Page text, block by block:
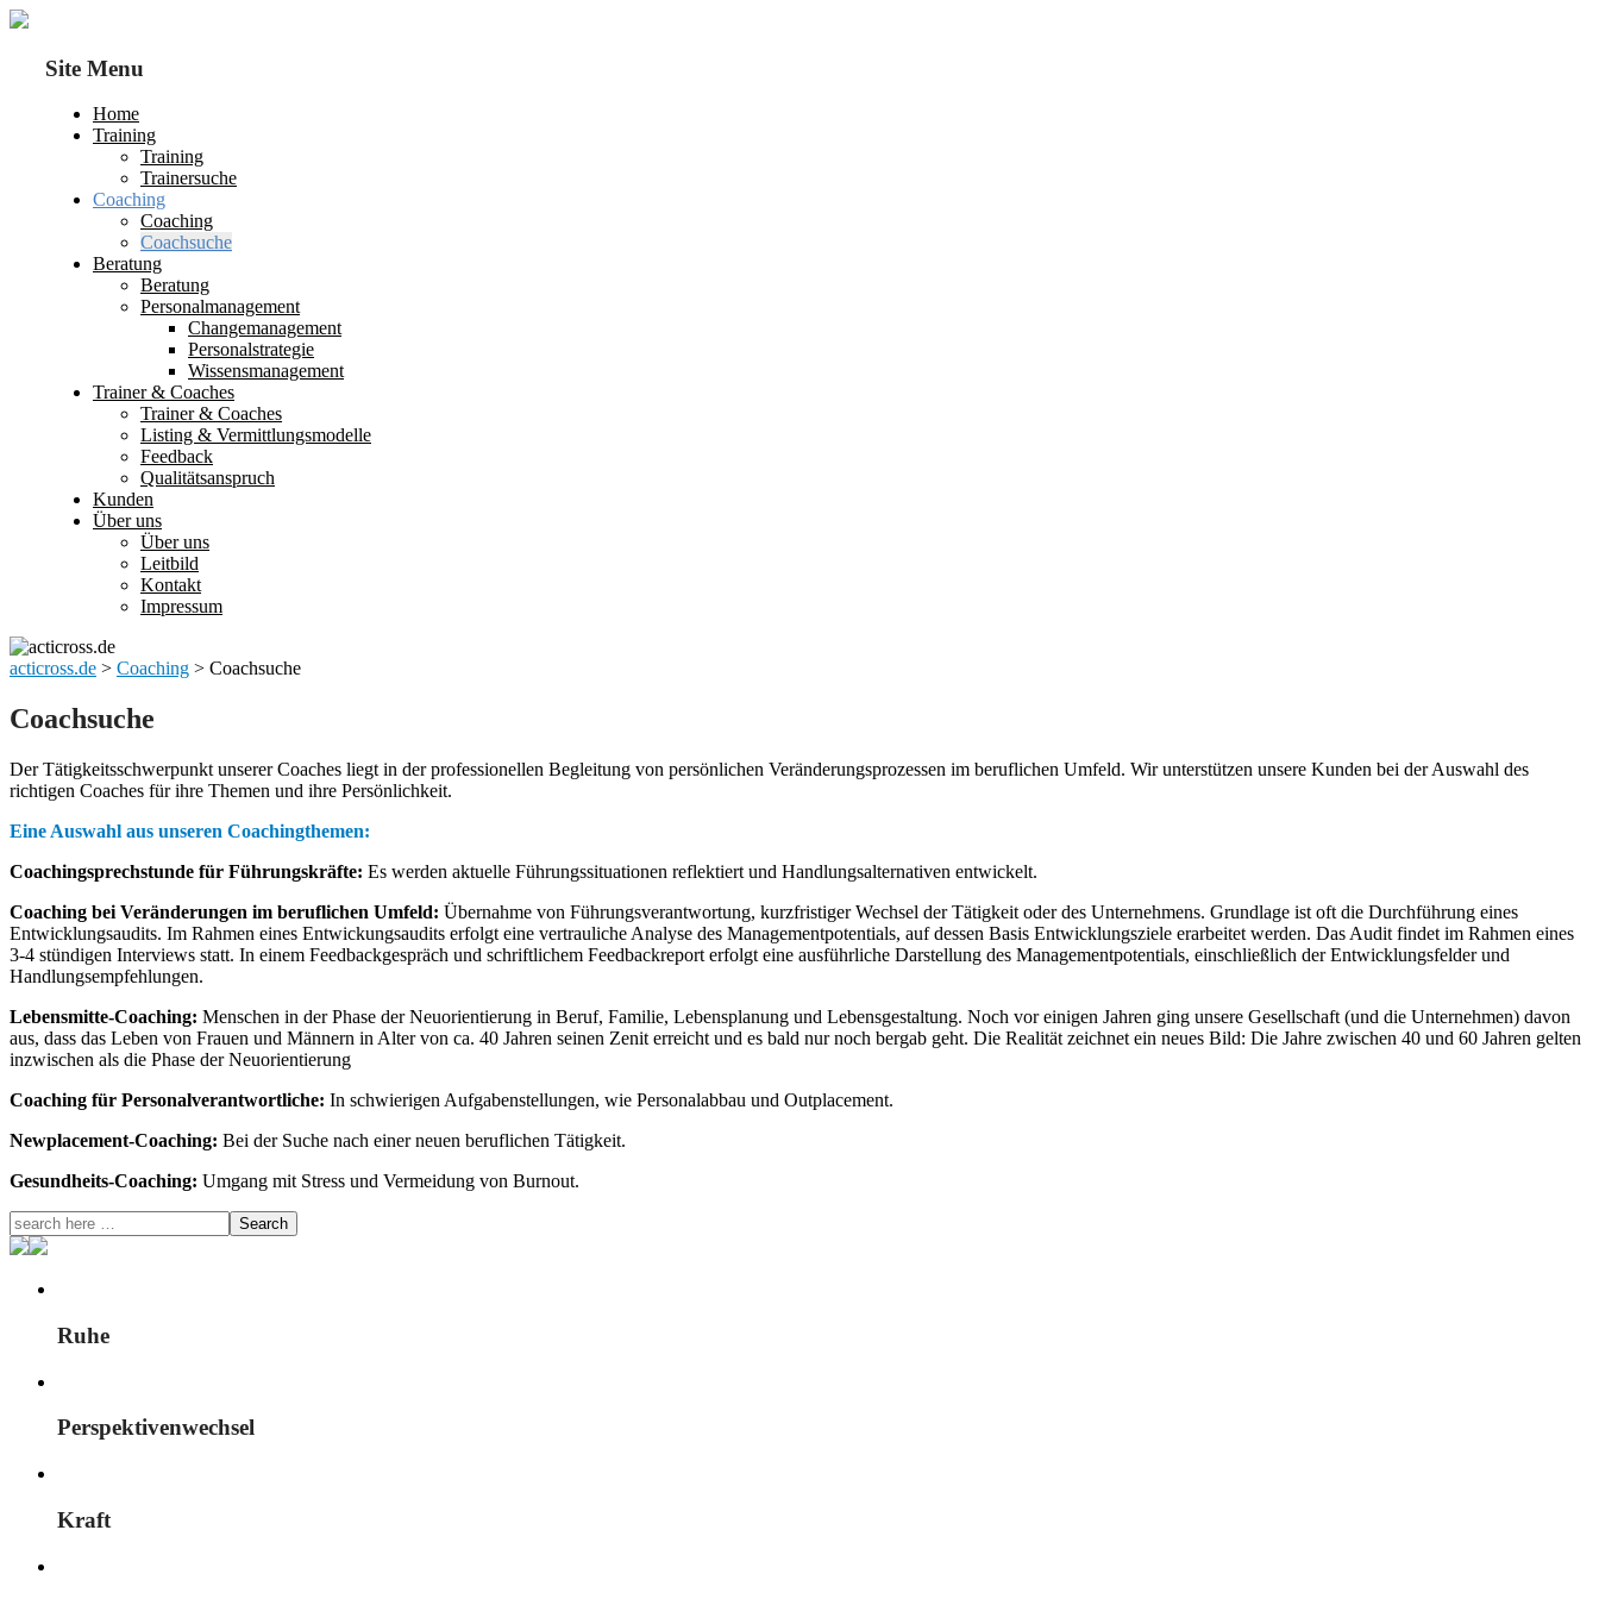
Site Menu
Home
Training
Training
Trainersuche
Coaching
Coaching
Coachsuche
Beratung
Beratung
Personalmanagement
Changemanagement
Personalstrategie
Wissensmanagement
Trainer & Coaches
Trainer & Coaches
Listing & Vermittlungsmodelle
Feedback
Qualitätsanspruch
Kunden
Über uns
Über uns
Leitbild
Kontakt
Impressum
acticross.de > Coaching > Coachsuche
Coachsuche
Der Tätigkeitsschwerpunkt unserer Coaches liegt in der professionellen Begleitung von persönlichen Veränderungsprozessen im beruflichen Umfeld. Wir unterstützen unsere Kunden bei der Auswahl des
richtigen Coaches für ihre Themen und ihre Persönlichkeit.
Eine Auswahl aus unseren Coachingthemen:
Coachingsprechstunde für Führungskräfte: Es werden aktuelle Führungssituationen reflektiert und Handlungsalternativen entwickelt.
Coaching bei Veränderungen im beruflichen Umfeld: Übernahme von Führungsverantwortung, kurzfristiger Wechsel der Tätigkeit oder des Unternehmens. Grundlage ist oft die Durchführung eines
Entwicklungsaudits. Im Rahmen eines Entwickungsaudits erfolgt eine vertrauliche Analyse des Managementpotentials, auf dessen Basis Entwicklungsziele erarbeitet werden. Das Audit findet im Rahmen eines
3-4 stündigen Interviews statt. In einem Feedbackgespräch und schriftlichem Feedbackreport erfolgt eine ausführliche Darstellung des Managementpotentials, einschließlich der Entwicklungsfelder und
Handlungsempfehlungen.
Lebensmitte-Coaching: Menschen in der Phase der Neuorientierung in Beruf, Familie, Lebensplanung und Lebensgestaltung. Noch vor einigen Jahren ging unsere Gesellschaft (und die Unternehmen) davon
aus, dass das Leben von Frauen und Männern in Alter von ca. 40 Jahren seinen Zenit erreicht und es bald nur noch bergab geht. Die Realität zeichnet ein neues Bild: Die Jahre zwischen 40 und 60 Jahren gelten
inzwischen als die Phase der Neuorientierung
Coaching für Personalverantwortliche: In schwierigen Aufgabenstellungen, wie Personalabbau und Outplacement.
Newplacement-Coaching: Bei der Suche nach einer neuen beruflichen Tätigkeit.
Gesundheits-Coaching: Umgang mit Stress und Vermeidung von Burnout.
Ruhe
Perspektivenwechsel
Kraft